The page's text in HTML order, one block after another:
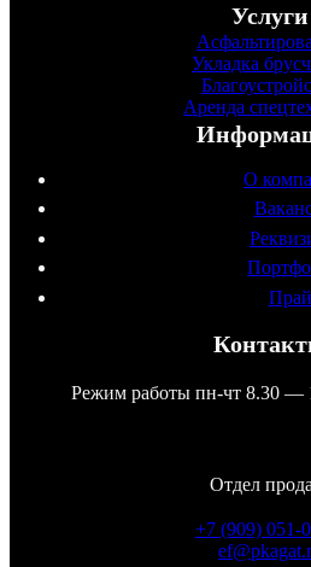
Услуги
Укладка
Аренда
О
Режим работы пн-чт 8.30 —
Отдел
+7 (909) 051-